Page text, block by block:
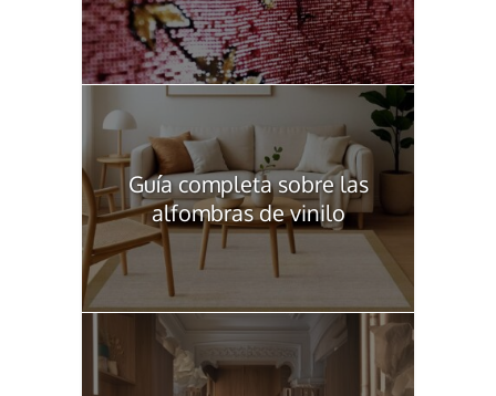
Guía completa sobre las
alfombras de vinilo